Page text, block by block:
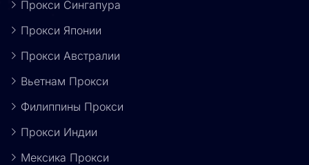
Прокси Сингапура
Прокси Японии
Прокси Австралии
Вьетнам Прокси
Филиппины Прокси
Прокси Индии
Мексика Прокси